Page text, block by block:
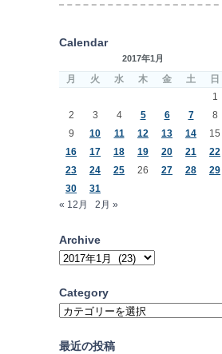
Calendar
2017年1月
月 火 水 木 金 土
日
1
2
3 4 5 6 7
8
9
10 11 12 13 14
15
16
17 18 19 20 21
22
23
24 25 26 27 28
29
30
31
« 12月
2月 »
Archive
Archive
Category
Category
最近の投稿